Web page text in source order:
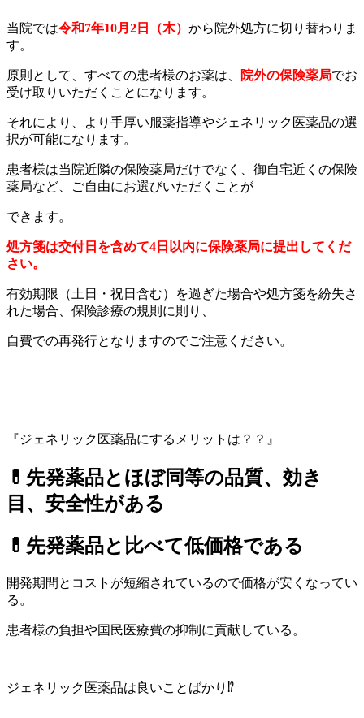
当院では令和7年10月2日（木） から院外処方に切り替わりま
す。
原則として、すべての患者様のお薬は、 院外の保険薬局でお
受け取りいただくことになります。
それにより、より手厚い服薬指導やジェネリック医薬品の選
択が可能になります。
患者様は当院近隣の保険薬局だけでなく、御自宅近くの保険
薬局など、ご自由にお選びいただくことが
できます。
処方箋は交付日を含めて4日以内に保険薬局に提出してくだ
さい。
有効期限（土日・祝日含む）を過ぎた場合や処方箋を紛失さ
れた場合、保険診療の規則に則り、
自費での再発行となりますのでご注意ください。
『ジェネリック医薬品にするメリットは？？』
💊先発薬品とほぼ同等の品質、効き
目、安全性がある
💊先発薬品と比べて低価格である
開発期間とコストが短縮されているので価格が安くなってい
る。
患者様の負担や国民医療費の抑制に貢献している。
ジェネリック医薬品は良いことばかり⁉